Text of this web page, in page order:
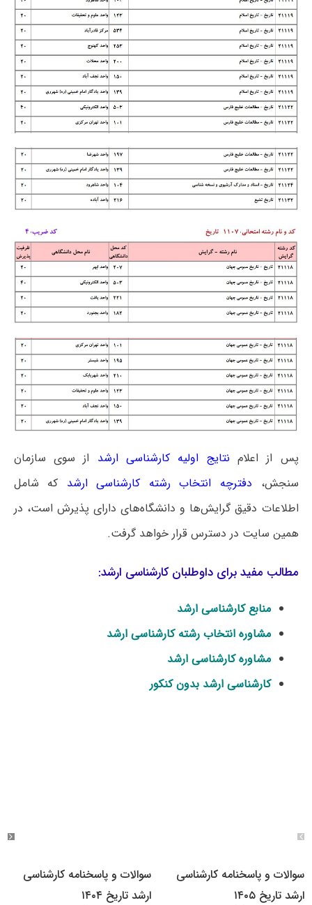
پس از اعلام نتایج اولیه کارشناسی ارشد از سوی سازمان
سنجش، دفترچه انتخاب رشته کارشناسی ارشد که شامل
اطلاعات دقیق گرایش‌ها و دانشگاه‌های دارای پذیرش است، در
همین سایت در دسترس قرار خواهد گرفت.
مطالب مفید برای داوطلبان کارشناسی ارشد:
منابع کارشناسی ارشد
مشاوره انتخاب رشته کارشناسی ارشد
مشاوره کارشناسی ارشد
کارشناسی ارشد بدون کنکور
سوالات و پاسخنامه کارشناسی
ارشد تاریخ ۱۴۰۵
سوالات و پاسخنامه کارشناسی
ارشد تاریخ ۱۴۰۴